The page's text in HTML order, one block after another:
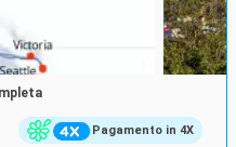
Pagamento in 4X